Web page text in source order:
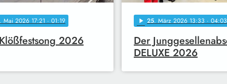
. Mai 2026 17:21 · 01:19
2026
play_arrow 25. März 2026 13:33 · 04:03
Der
DELUXE 2026